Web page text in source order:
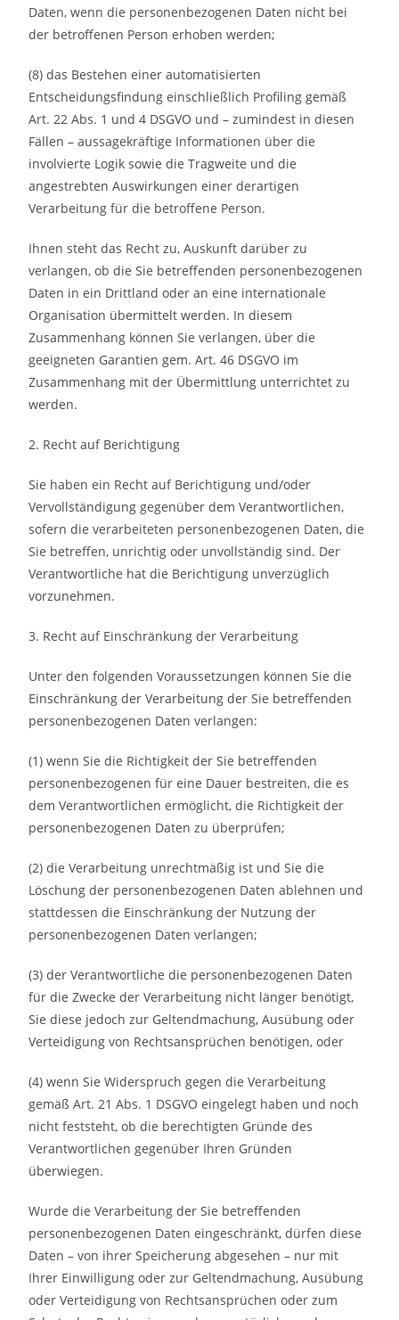
Daten, wenn die personenbezogenen Daten nicht bei
der betroffenen Person erhoben werden;
(8) das Bestehen einer automatisierten
Entscheidungsfindung einschließlich Profiling gemäß
Art. 22 Abs. 1 und 4 DSGVO und – zumindest in diesen
Fällen – aussagekräftige Informationen über die
involvierte Logik sowie die Tragweite und die
angestrebten Auswirkungen einer derartigen
Verarbeitung für die betroffene Person.
Ihnen steht das Recht zu, Auskunft darüber zu
verlangen, ob die Sie betreffenden personenbezogenen
Daten in ein Drittland oder an eine internationale
Organisation übermittelt werden. In diesem
Zusammenhang können Sie verlangen, über die
geeigneten Garantien gem. Art. 46 DSGVO im
Zusammenhang mit der Übermittlung unterrichtet zu
werden.
2. Recht auf Berichtigung
Sie haben ein Recht auf Berichtigung und/oder
Vervollständigung gegenüber dem Verantwortlichen,
sofern die verarbeiteten personenbezogenen Daten, die
Sie betreffen, unrichtig oder unvollständig sind. Der
Verantwortliche hat die Berichtigung unverzüglich
vorzunehmen.
3. Recht auf Einschränkung der Verarbeitung
Unter den folgenden Voraussetzungen können Sie die
Einschränkung der Verarbeitung der Sie betreffenden
personenbezogenen Daten verlangen:
(1) wenn Sie die Richtigkeit der Sie betreffenden
personenbezogenen für eine Dauer bestreiten, die es
dem Verantwortlichen ermöglicht, die Richtigkeit der
personenbezogenen Daten zu überprüfen;
(2) die Verarbeitung unrechtmäßig ist und Sie die
Löschung der personenbezogenen Daten ablehnen und
stattdessen die Einschränkung der Nutzung der
personenbezogenen Daten verlangen;
(3) der Verantwortliche die personenbezogenen Daten
für die Zwecke der Verarbeitung nicht länger benötigt,
Sie diese jedoch zur Geltendmachung, Ausübung oder
Verteidigung von Rechtsansprüchen benötigen, oder
(4) wenn Sie Widerspruch gegen die Verarbeitung
gemäß Art. 21 Abs. 1 DSGVO eingelegt haben und noch
nicht feststeht, ob die berechtigten Gründe des
Verantwortlichen gegenüber Ihren Gründen
überwiegen.
Wurde die Verarbeitung der Sie betreffenden
personenbezogenen Daten eingeschränkt, dürfen diese
Daten – von ihrer Speicherung abgesehen – nur mit
Ihrer Einwilligung oder zur Geltendmachung, Ausübung
oder Verteidigung von Rechtsansprüchen oder zum